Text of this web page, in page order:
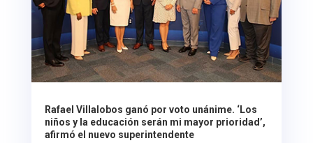
Rafael Villalobos ganó por voto unánime. ‘Los
niños y la educación serán mi mayor prioridad’,
afirmó el nuevo superintendente